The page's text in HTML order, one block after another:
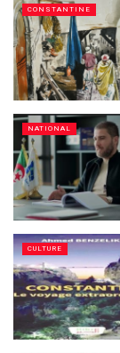
CONSTANTINE
NATIONAL
CULTURE